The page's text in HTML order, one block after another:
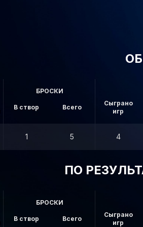
БРОСКИ
В створ Всего
Сыграно
игр
1 5 4
ПО
БРОСКИ
В створ Всего
Сыграно
игр